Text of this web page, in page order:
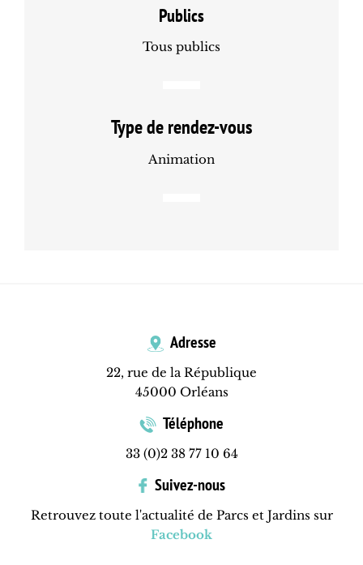
Publics
Tous publics
Type de rendez-vous
Animation
Adresse
22, rue de la République
45000 Orléans
Téléphone
33 (0)2 38 77 10 64
Suivez-nous
Retrouvez toute l'actualité de Parcs et Jardins sur
Facebook